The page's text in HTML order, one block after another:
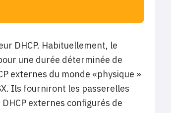
DHCP. Habituellement, le
une durée déterminée de
externes du monde «physique »
Ils fourniront les passerelles
externes configurés de